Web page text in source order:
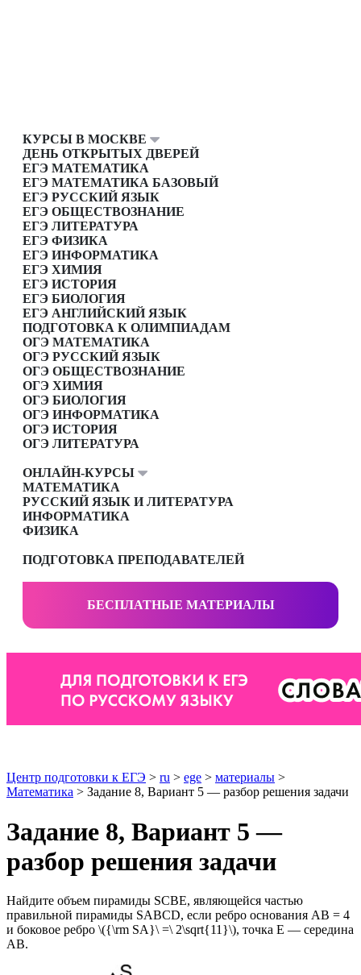
КУРСЫ В МОСКВЕ
ДЕНЬ ОТКРЫТЫХ ДВЕРЕЙ
ЕГЭ МАТЕМАТИКА
ЕГЭ МАТЕМАТИКА БАЗОВЫЙ
ЕГЭ РУССКИЙ ЯЗЫК
ЕГЭ ОБЩЕСТВОЗНАНИЕ
ЕГЭ ЛИТЕРАТУРА
ЕГЭ ФИЗИКА
ЕГЭ ИНФОРМАТИКА
ЕГЭ ХИМИЯ
ЕГЭ ИСТОРИЯ
ЕГЭ БИОЛОГИЯ
ЕГЭ АНГЛИЙСКИЙ ЯЗЫК
ПОДГОТОВКА К ОЛИМПИАДАМ
ОГЭ МАТЕМАТИКА
ОГЭ РУССКИЙ ЯЗЫК
ОГЭ ОБЩЕСТВОЗНАНИЕ
ОГЭ ХИМИЯ
ОГЭ БИОЛОГИЯ
ОГЭ ИНФОРМАТИКА
ОГЭ ИСТОРИЯ
ОГЭ ЛИТЕРАТУРА
ОНЛАЙН-КУРСЫ
МАТЕМАТИКА
РУССКИЙ ЯЗЫК И ЛИТЕРАТУРА
ИНФОРМАТИКА
ФИЗИКА
ПОДГОТОВКА ПРЕПОДАВАТЕЛЕЙ
БЕСПЛАТНЫЕ МАТЕРИАЛЫ
Центр подготовки к ЕГЭ > ru > ege > материалы >
Математика > Задание 8, Вариант 5 — разбор решения задачи
Задание 8, Вариант 5 —
разбор решения задачи
Найдите объем пирамиды SCBE, являющейся частью
правильной пирамиды SABCD, если ребро основания АВ = 4
и боковое ребро \({\rm SA}\ =\ 2\sqrt{11}\), точка Е — середина
АВ.